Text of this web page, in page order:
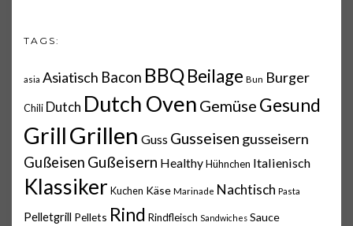
TAGS:
asia Asiatisch Bacon BBQBeilage Bun Burger
Chili Dutch Dutch Oven Gemüse Gesund
GrillGrillen Guss Gusseisen gusseisern
Gußeisen Gußeisern HealthyHühnchen Italienisch
Klassiker Kuchen Käse Marinade Nachtisch Pasta
Pelletgrill Pellets Rind Rindfleisch Sandwiches Sauce